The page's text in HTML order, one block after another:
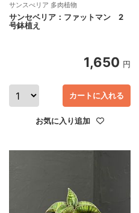
サンスべリア 多肉植物
サンセベリア：ファットマン 2
号鉢植え
1,650 円
お気に入り追加
カートに入れる